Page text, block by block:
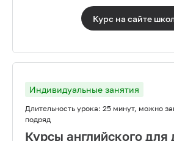
Курс на сайте
Индивидуальные занятия
Длительность урока: 25 минут, можно
подряд
Курсы английского для